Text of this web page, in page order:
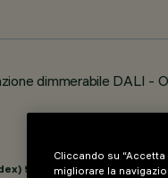
dimmerabile DALI -
99
Cliccando su
migliorare la